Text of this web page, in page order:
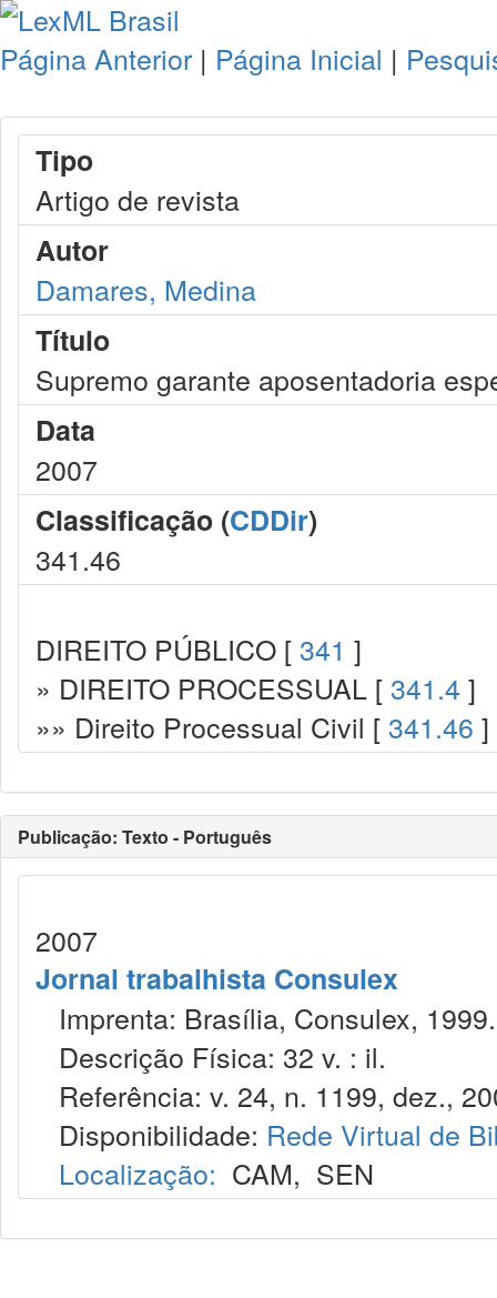
Página Anterior | Página Inicial |
Tipo
Artigo de revista
Autor
Damares, Medina
Título
Supremo garante aposentadoria
Data
2007
Classificação (CDDir)
341.46
DIREITO PÚBLICO [ 341 ]
» DIREITO PROCESSUAL [ 341.4 ]
»» Direito Processual Civil [ 341.46 ]
Publicação: Texto - Português
2007
Jornal trabalhista Consulex
Imprenta: Brasília, Consulex, 1999.
Descrição Física: 32 v. : il.
Referência: v. 24, n. 1199, dez.,
Disponibilidade: Rede Virtual de
Localização: CAM, SEN